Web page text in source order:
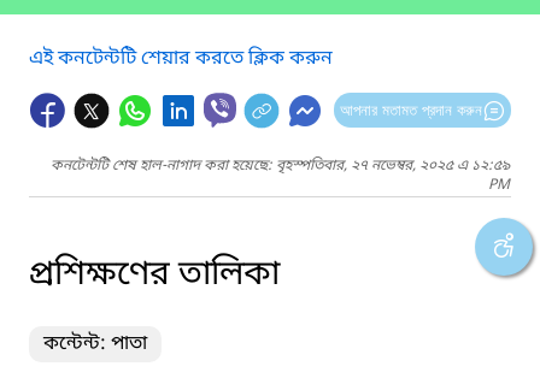
এই কনটেন্টটি শেয়ার করতে ক্লিক করুন
আপনার মতামত প্রদান করুন
কনটেন্টটি শেষ হাল-নাগাদ করা হয়েছে: বৃহস্পতিবার, ২৭ নভেম্বর, ২০২৫ এ ১২:৫৯
PM
প্রশিক্ষণের তালিকা
কন্টেন্ট: পাতা